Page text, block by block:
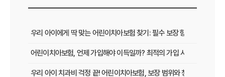
우리 아이에게 딱 맞는 어린이치아보험 찾기: 필수 보장 항목부터 가성
어린이치아보험, 언제 가입해야 이득일까? 최적의 가입 시점과 혜택 완
우리 아이 치과비 걱정 끝! 어린이치아보험, 보장 범위와 청구 방법 완벽